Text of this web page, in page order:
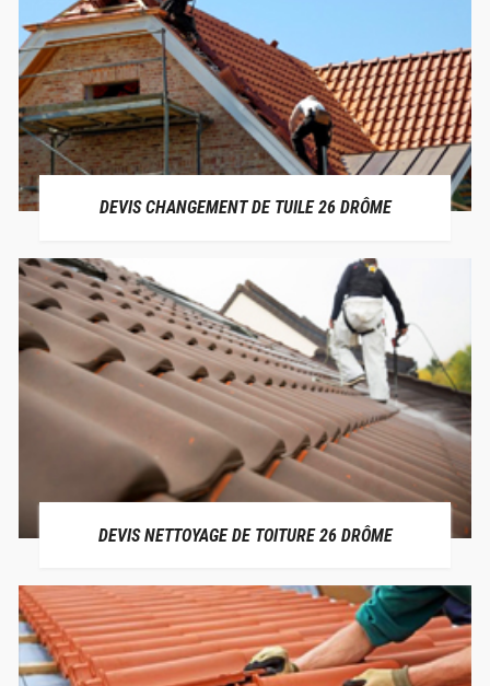
DEVIS CHANGEMENT DE TUILE 26 DRÔME
DEVIS NETTOYAGE DE TOITURE 26 DRÔME